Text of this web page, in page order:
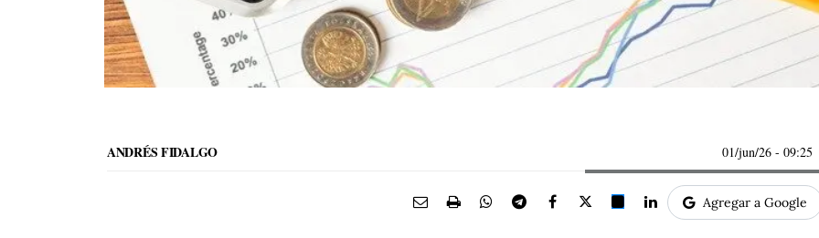
ANDRÉS FIDALGO 01/jun/26 - 09:25
Agregar a Google